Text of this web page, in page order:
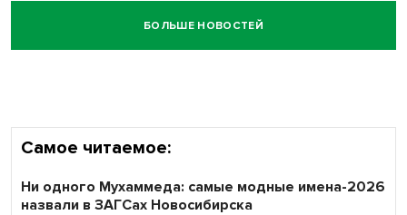
БОЛЬШЕ НОВОСТЕЙ
Самое читаемое:
Ни одного Мухаммеда: самые модные имена-2026
назвали в ЗАГСах Новосибирска